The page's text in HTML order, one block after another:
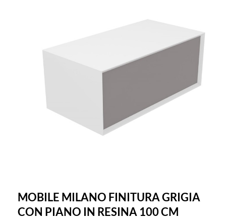
MOBILE MILANO FINITURA GRIGIA
CON PIANO IN RESINA 100 CM